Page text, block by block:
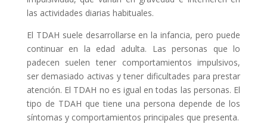
las actividades diarias habituales.
El TDAH suele desarrollarse en la infancia, pero puede
continuar en la edad adulta. Las personas que lo
padecen suelen tener comportamientos impulsivos,
ser demasiado activas y tener dificultades para prestar
atención. El TDAH no es igual en todas las personas. El
tipo de TDAH que tiene una persona depende de los
síntomas y comportamientos principales que presenta.